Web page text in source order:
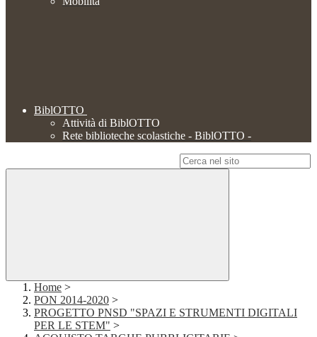
BiblOTTO
Attività di BiblOTTO
Rete biblioteche scolastiche - BiblOTTO -
Home >
PON 2014-2020 >
PROGETTO PNSD "SPAZI E STRUMENTI DIGITALI
PER LE STEM" >